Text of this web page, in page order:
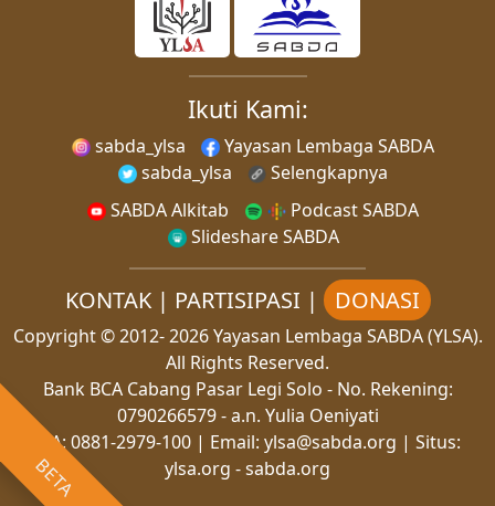
BETA
Ikuti Kami:
sabda_ylsa
Yayasan Lembaga SABDA
sabda_ylsa
Selengkapnya
SABDA Alkitab
Podcast SABDA
Slideshare SABDA
KONTAK| PARTISIPASI | DONASI
Copyright© 2012-2026Yayasan Lembaga SABDA (YLSA).
All Rights Reserved.
Bank BCA Cabang Pasar Legi Solo - No. Rekening:
0790266579 - a.n. Yulia Oeniyati
WA: 0881-2979-100| Email: ylsa@sabda.org | Situs:
ylsa.org -sabda.org